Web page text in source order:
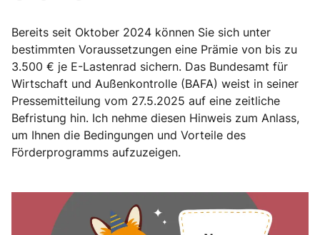
Bereits seit Oktober 2024 können Sie sich unter
bestimmten Voraussetzungen eine Prämie von bis zu
3.500 € je E-Lastenrad sichern. Das Bundesamt für
Wirtschaft und Außenkontrolle (BAFA) weist in seiner
Pressemitteilung vom 27.5.2025 auf eine zeitliche
Befristung hin. Ich nehme diesen Hinweis zum Anlass,
um Ihnen die Bedingungen und Vorteile des
Förderprogramms aufzuzeigen.